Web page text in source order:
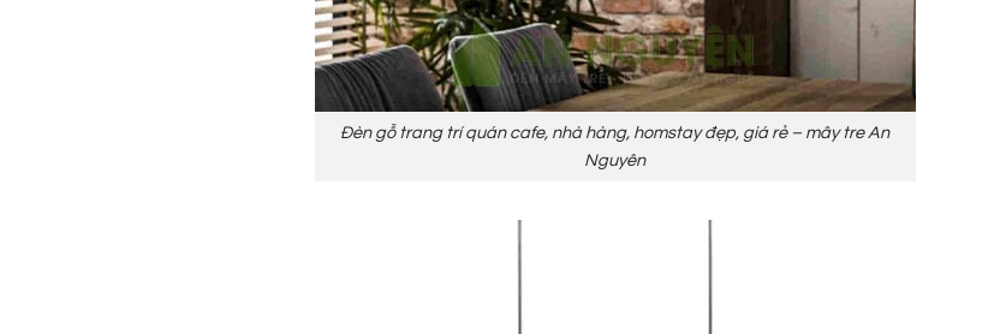
Đèn gỗ trang trí quán cafe, nhà hàng, homstay đẹp, giá rẻ – mây tre An
Nguyên